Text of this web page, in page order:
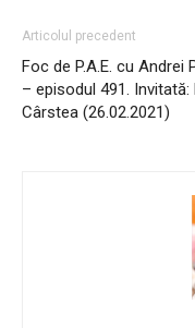
Articolul precedent
Foc de P.A.E. cu Andrei
– episodul 491. Invitată:
Cârstea (26.02.2021)